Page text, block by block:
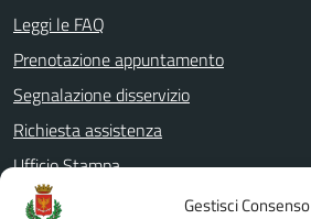
Gestisci Consenso
Leggi le FAQ
Prenotazione appuntamento
Segnalazione disservizio
Richiesta assistenza
Ufficio Stampa
Amministrazione Trasparente